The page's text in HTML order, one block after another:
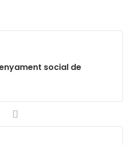
social de